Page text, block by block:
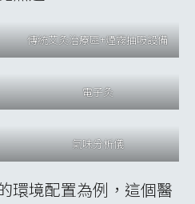
翻譯，在理解那含意的
心的驚嘆，「原來是這
療概念阿!」，便是這
時刻。中午休息時間或
們也沒有自顧自的趕快
腸地帶我們穿梭在大學
常去或推薦的餐館，想